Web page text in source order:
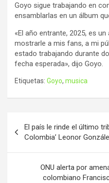
Goyo sigue trabajando en
ensamblarlas en un álbum
«El año entrante, 2025, es
mostrarle a mis fans, a mi
estado trabajando durante
fecha esperada», dijo Goyo.
Etiquetas: Goyo, musica
de
entradas
El país le rinde el último
Colombia’ Leonor
ONU alerta por
colombiano